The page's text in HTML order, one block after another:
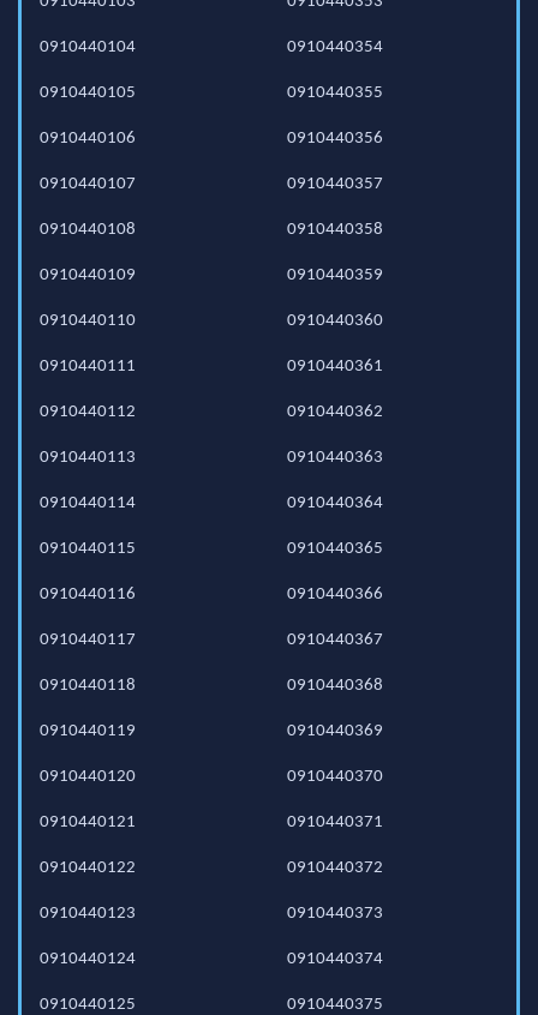
0910440104
0910440105
0910440106
0910440107
0910440108
0910440109
0910440110
0910440111
0910440112
0910440113
0910440114
0910440115
0910440116
0910440117
0910440118
0910440119
0910440120
0910440121
0910440122
0910440123
0910440124
0910440125
0910440354
0910440355
0910440356
0910440357
0910440358
0910440359
0910440360
0910440361
0910440362
0910440363
0910440364
0910440365
0910440366
0910440367
0910440368
0910440369
0910440370
0910440371
0910440372
0910440373
0910440374
0910440375